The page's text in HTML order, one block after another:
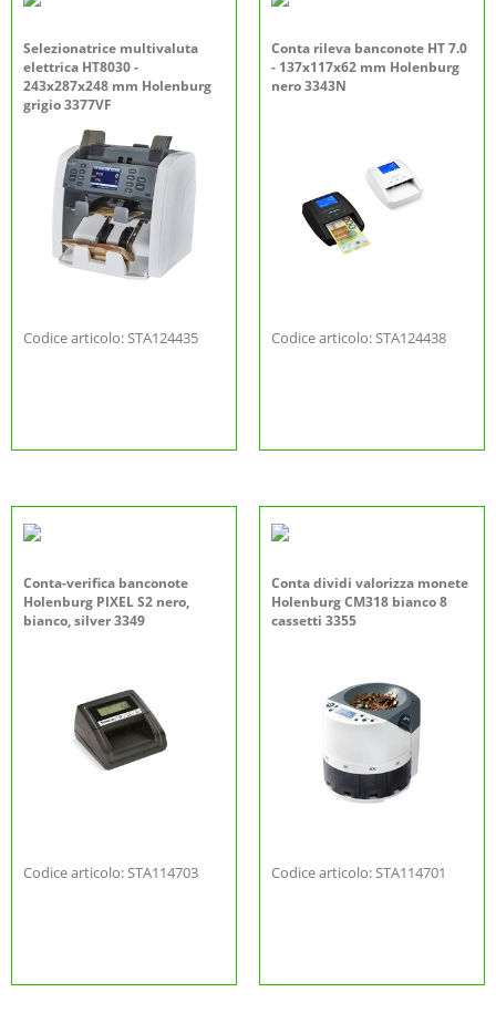
Selezionatrice multivaluta
elettrica HT8030 -
243x287x248 mm Holenburg
grigio 3377VF
Codice articolo: STA124435
Conta rileva banconote HT 7.0
- 137x117x62 mm Holenburg
nero 3343N
Codice articolo: STA124438
Conta-verifica banconote
Holenburg PIXEL S2 nero,
bianco, silver 3349
Codice articolo: STA114703
Conta dividi valorizza monete
Holenburg CM318 bianco 8
cassetti 3355
Codice articolo: STA114701